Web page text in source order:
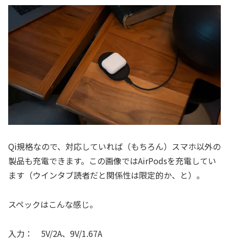
Qi規格なので、対応していれば（もちろん）スマホ以外の
製品も充電できます。この画像ではAirPodsを充電してい
ます（ウインタブ読者だと関係性は限定的か、と）。
スペックはこんな感じ。
入力： 5V/2A、9V/1.67A